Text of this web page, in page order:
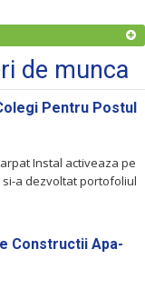
de munca
Pentru Postul
Instal activeaza pe
a dezvoltat portofoliul
Constructii Apa-